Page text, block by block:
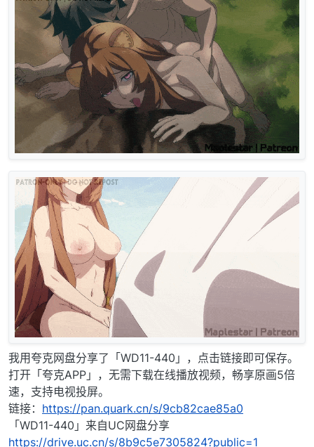
我用夸克网盘分享了「WD11-440」，点击链接即可保存。
打开「夸克APP」，无需下载在线播放视频，畅享原画5倍
速，支持电视投屏。
链接： https://pan.quark.cn/s/9cb82cae85a0
「WD11-440」来自UC网盘分享
https://drive.uc.cn/s/8b9c5e7305824?public=1